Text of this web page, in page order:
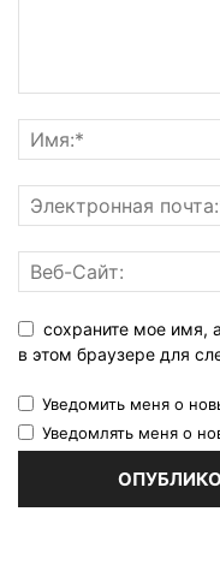
сохраните мое имя,
в этом браузере для
Уведомить меня о
Уведомлять меня о